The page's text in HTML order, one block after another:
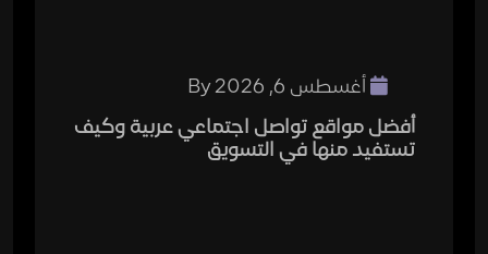
أغسطس 6, 2026
By
أفضل مواقع تواصل اجتماعي عربية وكيف
تستفيد منها في التسويق